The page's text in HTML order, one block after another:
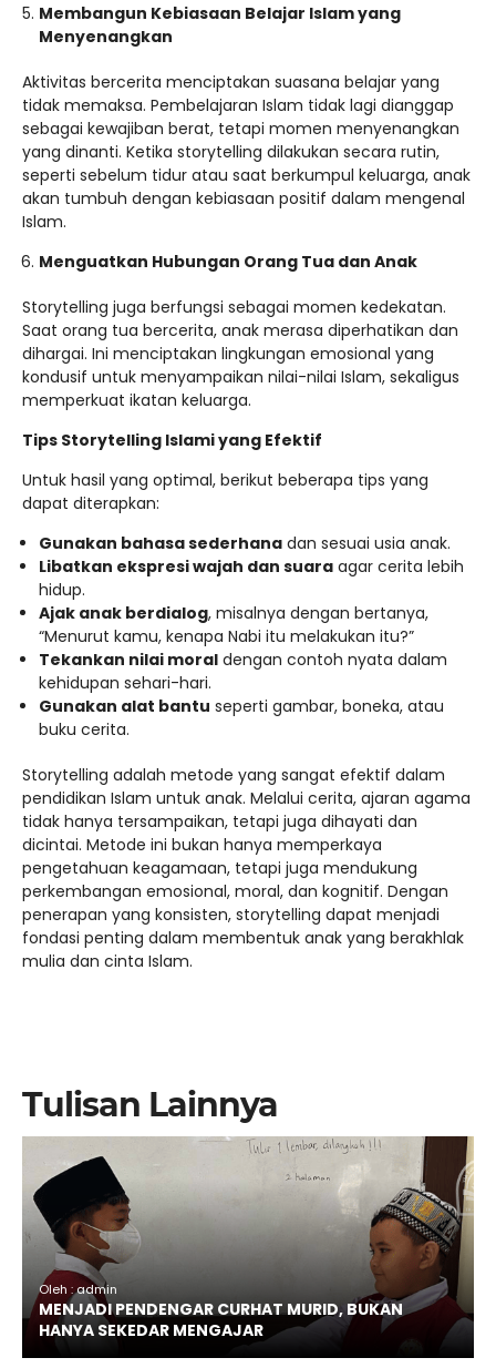
Membangun Kebiasaan Belajar Islam yang
Menyenangkan
Aktivitas bercerita menciptakan suasana belajar yang
tidak memaksa. Pembelajaran Islam tidak lagi dianggap
sebagai kewajiban berat, tetapi momen menyenangkan
yang dinanti. Ketika storytelling dilakukan secara rutin,
seperti sebelum tidur atau saat berkumpul keluarga, anak
akan tumbuh dengan kebiasaan positif dalam mengenal
Islam.
Menguatkan Hubungan Orang Tua dan Anak
Storytelling juga berfungsi sebagai momen kedekatan.
Saat orang tua bercerita, anak merasa diperhatikan dan
dihargai. Ini menciptakan lingkungan emosional yang
kondusif untuk menyampaikan nilai-nilai Islam, sekaligus
memperkuat ikatan keluarga.
Tips Storytelling Islami yang Efektif
Untuk hasil yang optimal, berikut beberapa tips yang
dapat diterapkan:
Gunakan bahasa sederhana dan sesuai usia anak.
Libatkan ekspresi wajah dan suara agar cerita lebih
hidup.
Ajak anak berdialog, misalnya dengan bertanya,
“Menurut kamu, kenapa Nabi itu melakukan itu?”
Tekankan nilai moral dengan contoh nyata dalam
kehidupan sehari-hari.
Gunakan alat bantu seperti gambar, boneka, atau
buku cerita.
Storytelling adalah metode yang sangat efektif dalam
pendidikan Islam untuk anak. Melalui cerita, ajaran agama
tidak hanya tersampaikan, tetapi juga dihayati dan
dicintai. Metode ini bukan hanya memperkaya
pengetahuan keagamaan, tetapi juga mendukung
perkembangan emosional, moral, dan kognitif. Dengan
penerapan yang konsisten, storytelling dapat menjadi
fondasi penting dalam membentuk anak yang berakhlak
mulia dan cinta Islam.
Tulisan Lainnya
Oleh : admin
MENJADI PENDENGAR CURHAT MURID, BUKAN
HANYA SEKEDAR MENGAJAR